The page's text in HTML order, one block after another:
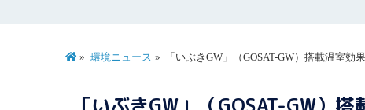
環境ニュース 「いぶきGW」（GOSAT-GW）搭載温室